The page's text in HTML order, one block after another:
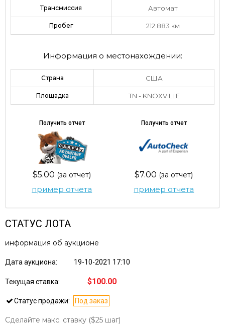
Трансмиссия Автомат
Пробег 212.883 км
Информация о местонахождении:
Страна США
Площадка TN - KNOXVILLE
Получить отчет
$5.00 (за отчет)
пример отчета
Получить отчет
$7.00 (за отчет)
пример отчета
СТАТУС ЛОТА
информация об аукционе
Дата аукциона: 19-10-2021 17:10
Текущая ставка: $100.00
Статус продажи: Под заказ
Сделайте макс. ставку ($25 шаг)